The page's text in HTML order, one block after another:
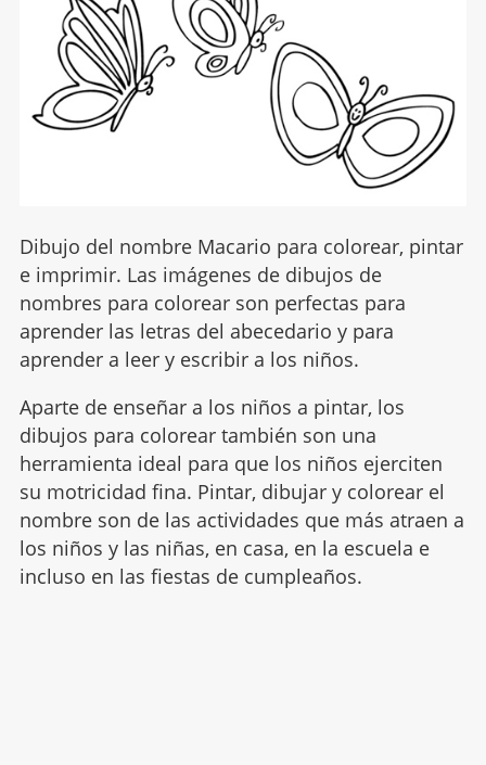
Dibujo del nombre Macario para colorear, pintar
e imprimir. Las imágenes de dibujos de
nombres para colorear son perfectas para
aprender las letras del abecedario y para
aprender a leer y escribir a los niños.
Aparte de enseñar a los niños a pintar, los
dibujos para colorear también son una
herramienta ideal para que los niños ejerciten
su motricidad fina. Pintar, dibujar y colorear el
nombre son de las actividades que más atraen a
los niños y las niñas, en casa, en la escuela e
incluso en las fiestas de cumpleaños.